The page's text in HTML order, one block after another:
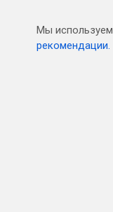
Мы используем
рекомендации.